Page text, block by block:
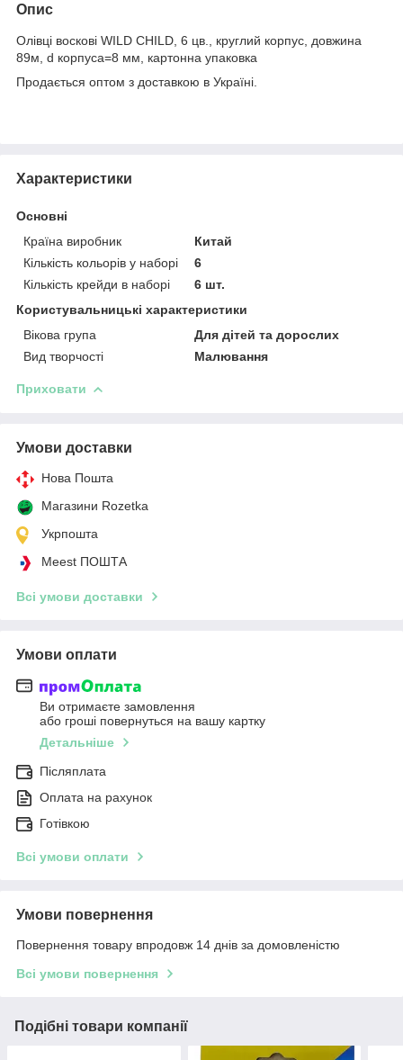
Опис
Олівці воскові WILD CHILD, 6 цв., круглий корпус, довжина
89м, d корпуса=8 мм, картонна упаковка
Продається оптом з доставкою в Україні.
Характеристики
Основні
Країна виробник
Китай
Кількість кольорів у наборі
6
Кількість крейди в наборі
6 шт.
Користувальницькі характеристики
Вікова група
Для дітей та дорослих
Вид творчості
Малювання
Приховати
Умови доставки
Нова Пошта
Магазини Rozetka
Укрпошта
Meest ПОШТА
Всі умови доставки
Умови оплати
Ви отримаєте замовлення
або гроші повернуться на вашу картку
Детальніше
Післяплата
Оплата на рахунок
Готівкою
Всі умови оплати
Умови повернення
Повернення товару впродовж 14 днів за домовленістю
Всі умови повернення
Подібні товари компанії